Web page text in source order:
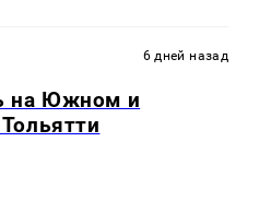
6 дней назад
на Южном и